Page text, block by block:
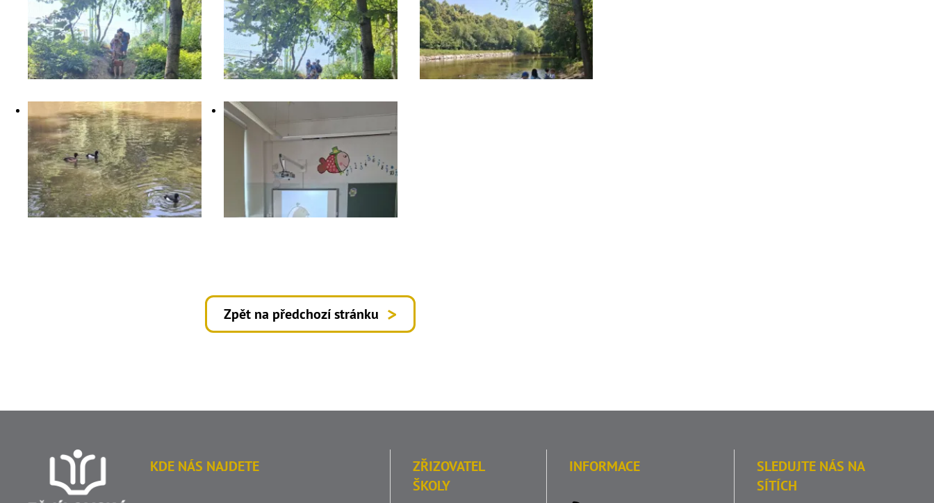
Zpět na předchozí stránku
KDE NÁS NAJDETE
ZŘIZOVATEL
ŠKOLY
INFORMACE
SLEDUJTE NÁS NA
SÍTÍCH